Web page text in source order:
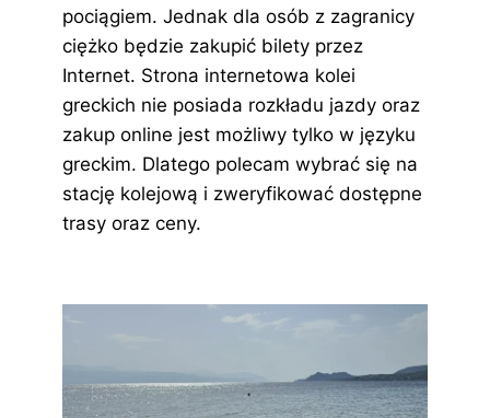
pociągiem. Jednak dla osób z zagranicy
ciężko będzie zakupić bilety przez
Internet. Strona internetowa kolei
greckich nie posiada rozkładu jazdy oraz
zakup online jest możliwy tylko w języku
greckim. Dlatego polecam wybrać się na
stację kolejową i zweryfikować dostępne
trasy oraz ceny.